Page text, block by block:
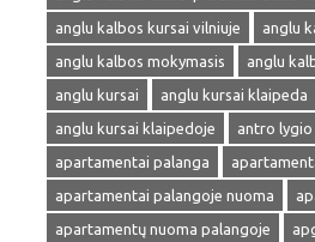
anglu kalbos kursai vilniuje
anglu
anglu kalbos mokymasis
anglu
anglu kursai
anglu kursai klaipeda
anglu kursai klaipedoje
antro lygio
apartamentai palanga
apartamentai palangoje nuoma
apartamentų nuoma palangoje